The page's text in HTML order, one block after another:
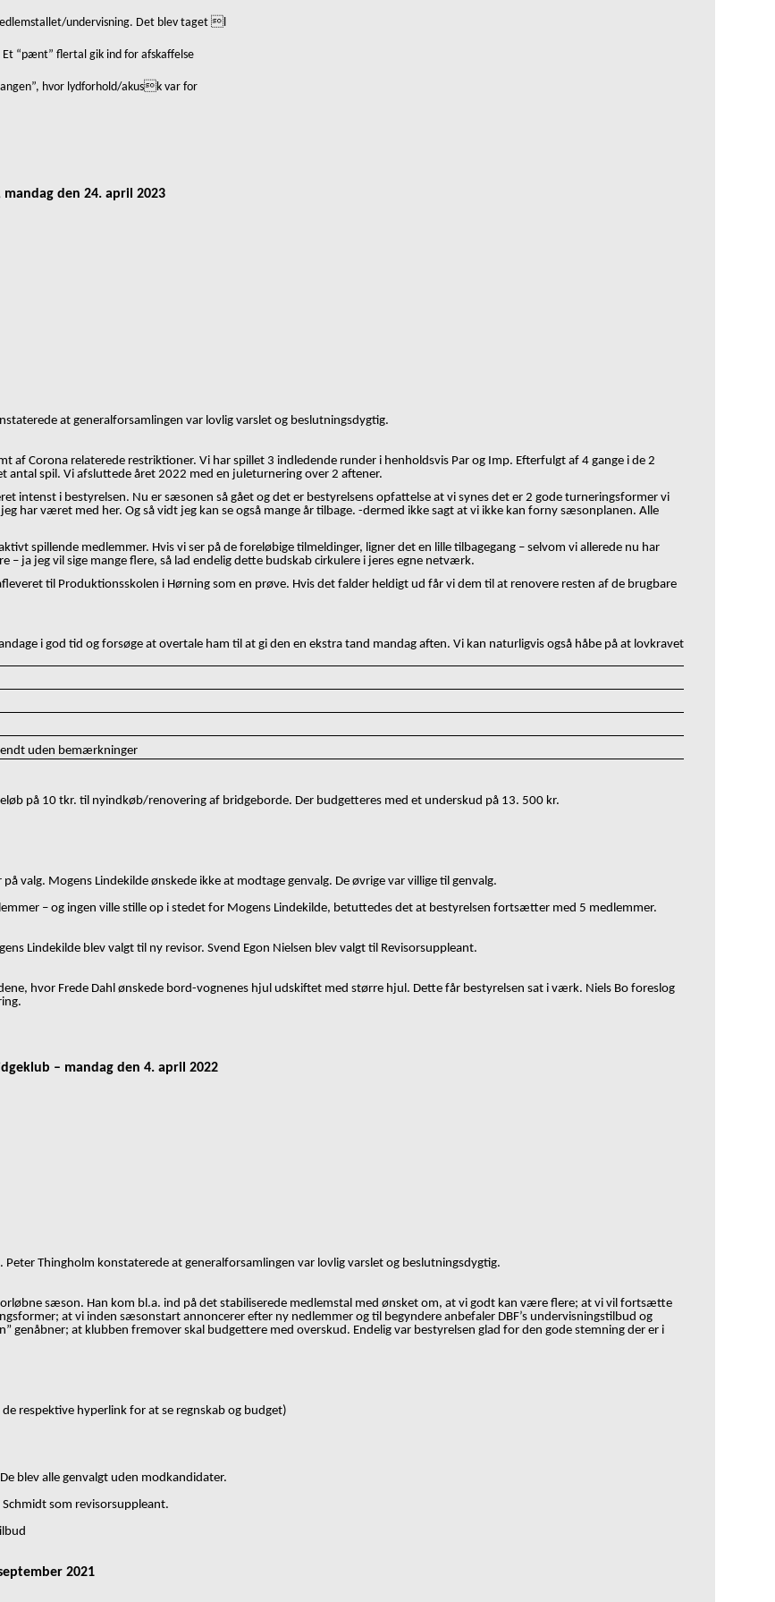
undervisning. Det blev taget l
Et “pænt” flertal gik ind for afskaffelse
”, hvor lydforhold/akusk var for
den 24. april 2023
at generalforsamlingen var lovlig varslet og beslutningsdygtig.
Corona relaterede restriktioner. Vi har spillet 3 indledende runder i henholdsvis Par og Imp. Efterfulgt af 4 gange i de 2
spil. Vi afsluttede året 2022 med en juleturnering over 2 aftener.
intenst i bestyrelsen. Nu er sæsonen så gået og det er bestyrelsens opfattelse at vi synes det er 2 gode turneringsformer vi
har været med her. Og så vidt jeg kan se også mange år tilbage. -dermed ikke sagt at vi ikke kan forny sæsonplanen. Alle
spillende medlemmer. Hvis vi ser på de foreløbige tilmeldinger, ligner det en lille tilbagegang – selvom vi allerede nu har
– ja jeg vil sige mange flere, så lad endelig dette budskab cirkulere i jeres egne netværk.
til Produktionsskolen i Hørning som en prøve. Hvis det falder heldigt ud får vi dem til at renovere resten af de brugbare
i god tid og forsøge at overtale ham til at gi den en ekstra tand mandag aften. Vi kan naturligvis også håbe på at lovkravet
uden bemærkninger
på 10 tkr. til nyindkøb/renovering af bridgeborde. Der budgetteres med et underskud på 13. 500 kr.
valg. Mogens Lindekilde ønskede ikke at modtage genvalg. De øvrige var villige til genvalg.
– og ingen ville stille op i stedet for Mogens Lindekilde, betuttedes det at bestyrelsen fortsætter med 5 medlemmer.
Lindekilde blev valgt til ny revisor. Svend Egon Nielsen blev valgt til Revisorsuppleant.
hvor Frede Dahl ønskede bord-vognenes hjul udskiftet med større hjul. Dette får bestyrelsen sat i værk. Niels Bo foreslog
– mandag den 4. april 2022
Thingholm konstaterede at generalforsamlingen var lovlig varslet og beslutningsdygtig.
sæson. Han kom bl.a. ind på det stabiliserede medlemstal med ønsket om, at vi godt kan være flere; at vi vil fortsætte
at vi inden sæsonstart annoncerer efter ny nedlemmer og til begyndere anbefaler DBF’s undervisningstilbud og
genåbner; at klubben fremover skal budgettere med overskud. Endelig var bestyrelsen glad for den gode stemning der er i
respektive hyperlink for at se regnskab og budget)
blev alle genvalgt uden modkandidater.
Schmidt som revisorsuppleant.
2021